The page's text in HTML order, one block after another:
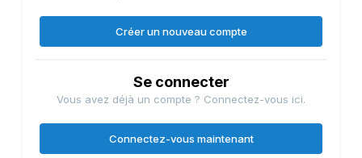
Créer un nouveau compte
Se connecter
Vous avez déjà un compte ? Connectez-vous ici.
Connectez-vous maintenant